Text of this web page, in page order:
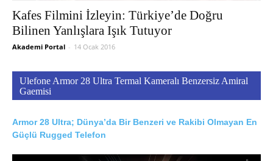
Kafes Filmini İzleyin: Türkiye’de Doğru
Bilinen Yanlışlara Işık Tutuyor
Akademi Portal - 14 Ocak 2016
Ulefone Armor 28 Ultra Termal Kameralı Benzersiz Amiral
Gaemisi
Armor 28 Ultra; Dünya’da Bir Benzeri ve Rakibi Olmayan En
Güçlü Rugged Telefon